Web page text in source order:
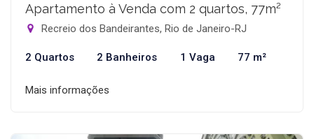
Apartamento à Venda com 2 quartos, 77m²
Recreio dos Bandeirantes, Rio de Janeiro-RJ
2 Quartos 2 Banheiros 1 Vaga 77 m²
Mais informações